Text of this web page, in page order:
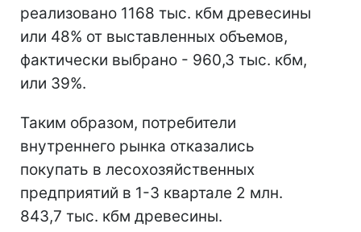
реализовано 1168 тыс. кбм древесины
или 48% от выставленных объемов,
фактически выбрано - 960,3 тыс. кбм,
или 39%.
Таким образом, потребители
внутреннего рынка отказались
покупать в лесохозяйственных
предприятий в 1-3 квартале 2 млн.
843,7 тыс. кбм древесины.